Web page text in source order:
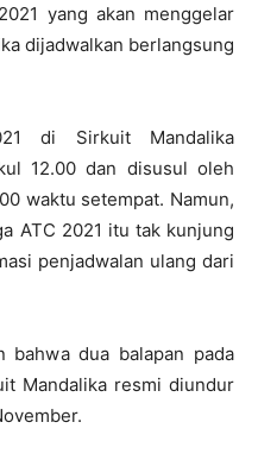
yang akan menggelar
dijadwalkan berlangsung
di Sirkuit Mandalika
12.00 dan disusul oleh
waktu setempat. Namun,
ATC 2021 itu tak kunjung
penjadwalan ulang dari
bahwa dua balapan pada
Mandalika resmi diundur